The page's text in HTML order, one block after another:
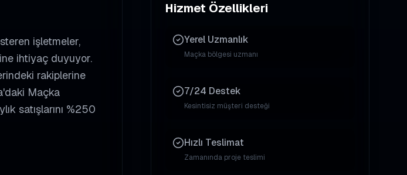
işletmeler,
ihtiyaç duyuyor.
rakiplerine
Maçka
satışlarını %250
Hizmet Özellikleri
Yerel Uzmanlık
Maçkabölgesi uzmanı
7/24 Destek
Kesintisiz müşteri desteği
Hızlı Teslimat
Zamanında proje teslimi